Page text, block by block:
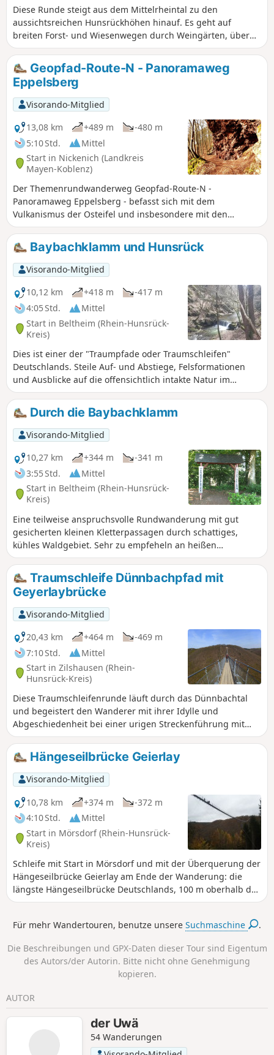
Diese Runde steigt aus dem Mittelrheintal zu den
aussichtsreichen Hunsrückhöhen hinauf. Es geht auf
breiten Forst- und Wiesenwegen durch Weingärten, über
Wiesenflächen und durch Waldparzellen. Unterwegs gibt es
das historische Rathaus von Rhens und den Königsstuhl
hoch über dem Rheintal zu sehen.
Geopfad-Route-N - Panoramaweg
Eppelsberg
Visorando-Mitglied
13,08 km
+489 m
-480 m
5:10 Std.
Mittel
Start in Nickenich (Landkreis
Mayen-Koblenz)
Der Themenrundwanderweg Geopfad-Route-N -
Panoramaweg Eppelsberg - befasst sich mit dem
Vulkanismus der Osteifel und insbesondere mit den
Eruptionen der Schlackenkegelvulkane Eppelsberg,
Heidekopf, Roter Berg und Krufter Ofen, die vor etwa
230.000 Jahren ihre vulkanische Tätigkeit entfalteten. Eine
ganze Reihe von interessanten Infotafeln begleiten uns auf
dem Geopfad, der auf breiten Waldwegen aber auch auf
steilen wurzeligen Pfaden durch diesen Teil der Pellenz
führt.
Baybachklamm und Hunsrück
Visorando-Mitglied
10,12 km
+418 m
-417 m
4:05 Std.
Mittel
Start in Beltheim (Rhein-Hunsrück-
Kreis)
Dies ist einer der "Traumpfade oder Traumschleifen"
Deutschlands. Steile Auf- und Abstiege, Felsformationen
und Ausblicke auf die offensichtlich intakte Natur im
wildromantischen Baybachtal.
Durch die Baybachklamm
Visorando-Mitglied
10,27 km
+344 m
-341 m
3:55 Std.
Mittel
Start in Beltheim (Rhein-Hunsrück-
Kreis)
Eine teilweise anspruchsvolle Rundwanderung mit gut
gesicherten kleinen Kletterpassagen durch schattiges,
kühles Waldgebiet. Sehr zu empfeheln an heißen
Sommertagen.
Traumschleife Dünnbachpfad mit
Geyerlaybrücke
Visorando-Mitglied
20,43 km
+464 m
-469 m
7:10 Std.
Mittel
Start in Zilshausen (Rhein-
Hunsrück-Kreis)
Diese Traumschleifenrunde läuft durch das Dünnbachtal
und begeistert den Wanderer mit ihrer Idylle und
Abgeschiedenheit bei einer urigen Streckenführung mit
relativ hohem Pfadanteil. Ein gut ausgeschilderter
Verbindungsweg führt dann aus dem Dünnbachtal in den
Hunsrückort Mörsdorf hinauf, um die Geyerlaybrücke zu
begehen.
Hängeseilbrücke Geierlay
Visorando-Mitglied
10,78 km
+374 m
-372 m
4:10 Std.
Mittel
Start in Mörsdorf (Rhein-Hunsrück-
Kreis)
Schleife mit Start in Mörsdorf und mit der Überquerung der
Hängeseilbrücke Geierlay am Ende der Wanderung: die
längste Hängeseilbrücke Deutschlands, 100 m oberhalb des
Tals und 360 m lang. _November 2021: Auf der
eingeführt. Daher muss man ab jetzt die Schleife anders
man muss eine Maske tragen._
Für mehr Wandertouren, benutze unsereSuchmaschine .
Die Beschreibungen und GPX-Daten dieser Tour sind Eigentum
des Autors/der Autorin. Bitte nicht ohne Genehmigung
kopieren.
AUTOR
der Uwä
54 Wanderungen